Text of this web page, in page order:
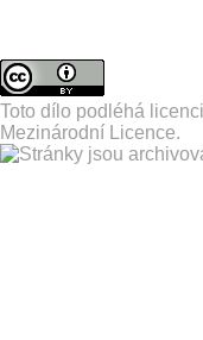
Toto dílo podléhá licenci
Mezinárodní Licence.